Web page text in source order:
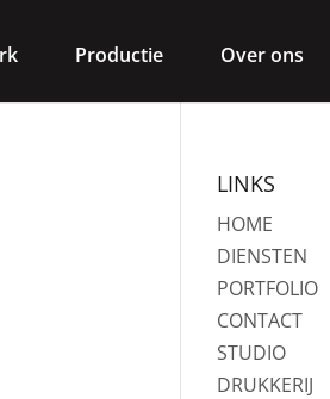
Productie Over ons
LINKS
HOME
DIENSTEN
PORTFOLIO
CONTACT
STUDIO
DRUKKERIJ